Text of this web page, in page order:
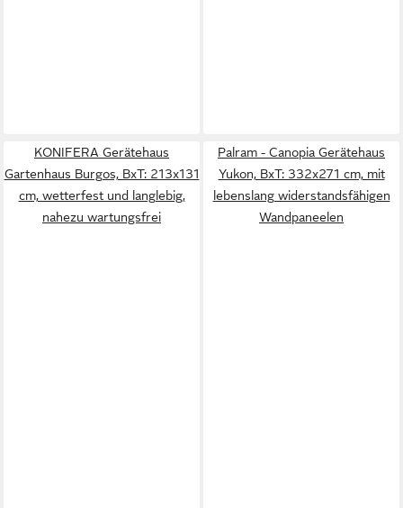
KONIFERA Gerätehaus
Gartenhaus Burgos, BxT: 213x131
cm, wetterfest und langlebig,
nahezu wartungsfrei
Palram - Canopia Gerätehaus
Yukon, BxT: 332x271 cm, mit
lebenslang widerstandsfähigen
Wandpaneelen